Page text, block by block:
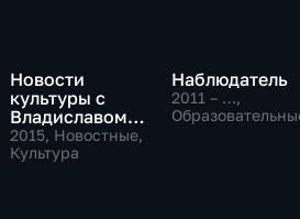
Новости
культуры с
Владиславом
Флярковским
2015, Новостные,
Культура
Наблюдатель
2011 – …,